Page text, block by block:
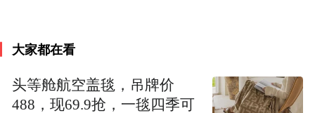
大家都在看
头等舱航空盖毯，吊牌价
488，现69.9抢，一毯四季可